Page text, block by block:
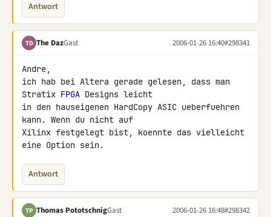
Antwort
TD The DazGast 2006-01-26 16:40#298341
Andre,
ich hab bei Altera gerade gelesen, dass man
Stratix FPGA Designs leicht
in den hauseigenen HardCopy ASIC ueberfuehren
kann. Wenn du nicht auf
Xilinx festgelegt bist, koennte das vielleicht
eine Option sein.
Antwort
TP Thomas PototschnigGast 2006-01-26 16:48#298342